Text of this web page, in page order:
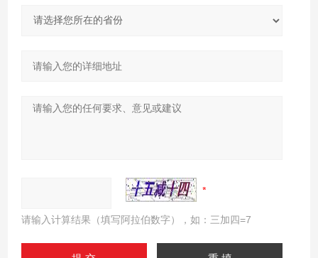
请输入计算结果（填写阿拉伯数字），如：三加四=7